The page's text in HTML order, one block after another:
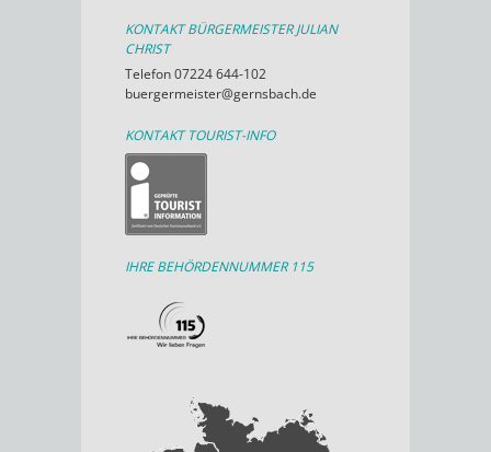
KONTAKT BÜRGERMEISTER JULIAN
CHRIST
Telefon 07224 644-102
buergermeister@gernsbach.de
KONTAKT TOURIST-INFO
IHRE BEHÖRDENNUMMER 115